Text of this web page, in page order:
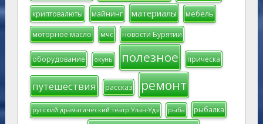
криптовалюты майнинг материалы мебель
моторное масло мчс новости Бурятии
оборудование окунь полезное прическа
путешествия рассказ ремонт
русский драматический театр Улан-Удэ рыба рыбалка